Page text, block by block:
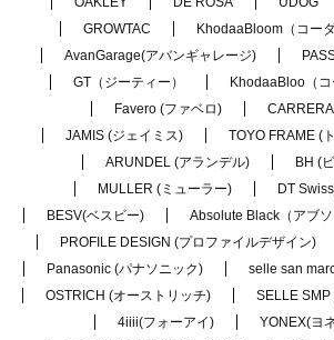
GROWTAC
KhodaaBloom（コー
AvanGarage(アバンギャレージ)
GT（ジーティー）
KhodaaBloo（コ
Favero (ファベロ)
JAMIS (ジェイミス)
TOYO FRAME (
ARUNDEL (アランデル)
BH (
MULLER (ミューラー)
DT
BESV(ベスビー)
Absolute Black（アブソ
PROFILE DESIGN (プロファイルデザイン)
Panasonic (パナソニック)
selle san
OSTRICH (オーストリッチ)
SELLE
4iiii(フォーアイ)
YONEX(ヨ